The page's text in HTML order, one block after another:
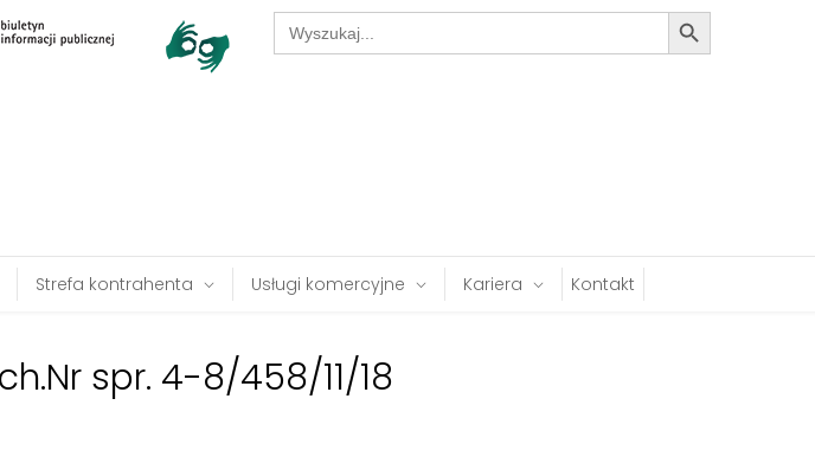
Search
for:
Search Button
Strefa kontrahenta Usługi komercyjne Kariera Kontakt
spr. 4-8/458/11/18